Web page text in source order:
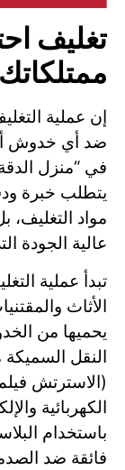
تغليف
ممتلكاتك
إن عملية
ضد أي خدوش أو
في “منزل
يتطلب خبرة
مواد التغليف،
عالية الجودة
تبدأ عملية
الأثاث
يحميها من
النقل
(الاسترتش
الكهربائية
باستخدام
فائقة ضد